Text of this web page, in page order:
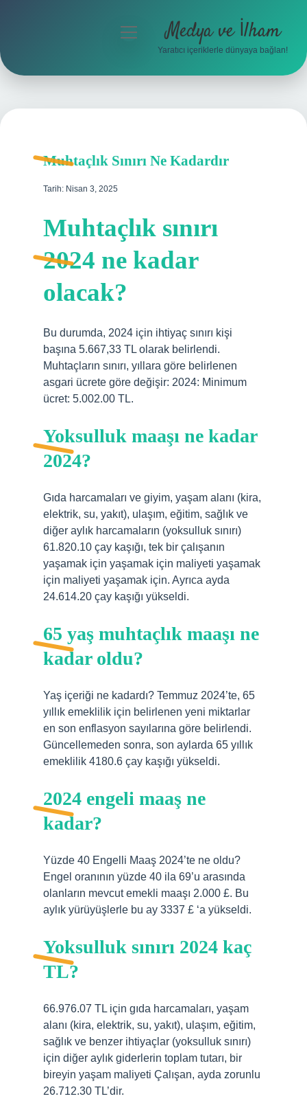
Hakkımızda
menüyü
Medya ve İlham
Yaratıcı içeriklerle dünyaya bağlan!
Muhtaçlık Sınırı Ne Kadardır
Tarih: Nisan 3, 2025
Muhtaçlık sınırı
2024 ne kadar
olacak?
Bu durumda, 2024 için ihtiyaç sınırı kişi
başına 5.667,33 TL olarak belirlendi.
Muhtaçların sınırı, yıllara göre belirlenen
asgari ücrete göre değişir: 2024: Minimum
ücret: 5.002.00 TL.
Yoksulluk maaşı ne kadar
2024?
Gıda harcamaları ve giyim, yaşam alanı (kira,
elektrik, su, yakıt), ulaşım, eğitim, sağlık ve
diğer aylık harcamaların (yoksulluk sınırı)
61.820.10 çay kaşığı, tek bir çalışanın
yaşamak için yaşamak için maliyeti yaşamak
için maliyeti yaşamak için. Ayrıca ayda
24.614.20 çay kaşığı yükseldi.
65 yaş muhtaçlık maaşı ne
kadar oldu?
Yaş içeriği ne kadardı? Temmuz 2024’te, 65
yıllık emeklilik için belirlenen yeni miktarlar
en son enflasyon sayılarına göre belirlendi.
Güncellemeden sonra, son aylarda 65 yıllık
emeklilik 4180.6 çay kaşığı yükseldi.
2024 engeli maaş ne
kadar?
Yüzde 40 Engelli Maaş 2024’te ne oldu?
Engel oranının yüzde 40 ila 69’u arasında
olanların mevcut emekli maaşı 2.000 £. Bu
aylık yürüyüşlerle bu ay 3337 £ ‘a yükseldi.
Yoksulluk sınırı 2024 kaç
TL?
66.976.07 TL için gıda harcamaları, yaşam
alanı (kira, elektrik, su, yakıt), ulaşım, eğitim,
sağlık ve benzer ihtiyaçlar (yoksulluk sınırı)
için diğer aylık giderlerin toplam tutarı, bir
bireyin yaşam maliyeti Çalışan, ayda zorunlu
26.712.30 TL’dir.